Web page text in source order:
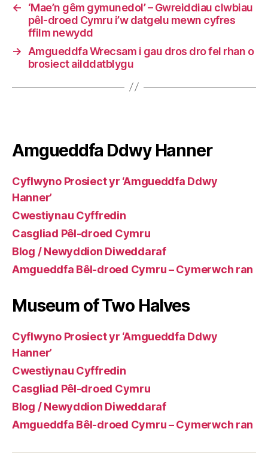
←
‘Mae’n gêm gymunedol’ – Gwreiddiau clwbiau
pêl-droed Cymru i’w datgelu mewn cyfres
ffilm newydd
→
Amgueddfa Wrecsam i gau dros dro fel rhan o
brosiect ailddatblygu
Amgueddfa Ddwy Hanner
Cyflwyno Prosiect yr ‘Amgueddfa Ddwy
Hanner’
Cwestiynau Cyffredin
Casgliad Pêl-droed Cymru
Blog / Newyddion Diweddaraf
Amgueddfa Bêl-droed Cymru – Cymerwch ran
Museum of Two Halves
Cyflwyno Prosiect yr ‘Amgueddfa Ddwy
Hanner’
Cwestiynau Cyffredin
Casgliad Pêl-droed Cymru
Blog / Newyddion Diweddaraf
Amgueddfa Bêl-droed Cymru – Cymerwch ran